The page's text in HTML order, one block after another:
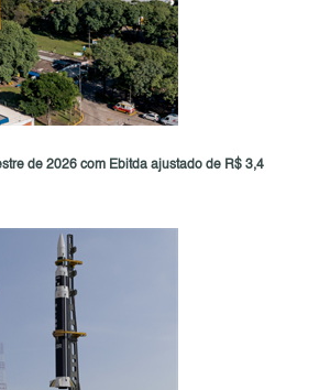
de 2026 com Ebitda ajustado de R$ 3,4